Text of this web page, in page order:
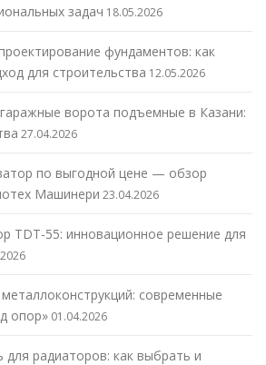
задач 18.05.2026
фундаментов: как
для строительства 12.05.2026
ворота подъемные в Казани:
27.04.2026
по выгодной цене — обзор
Машинери 23.04.2026
TDT-55: инновационное решение для
современные
опор» 01.04.2026
для радиаторов: как выбрать и